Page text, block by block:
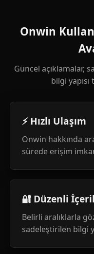
Onwin
Güncel açıklamalar,
bilgi
⚡ Hızlı Ulaşım
Onwin hakkında
sürede erişim
🔐 Düzenli
Belirli aralıklarla
sadeleştirilen bilgi